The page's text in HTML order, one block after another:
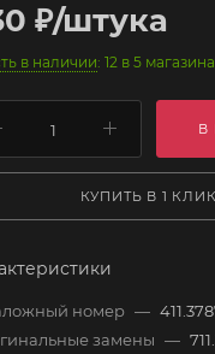
₽/штука
в наличии: 12 в 5
В
КУПИТЬ В 1 КЛИК
номер —
замены —